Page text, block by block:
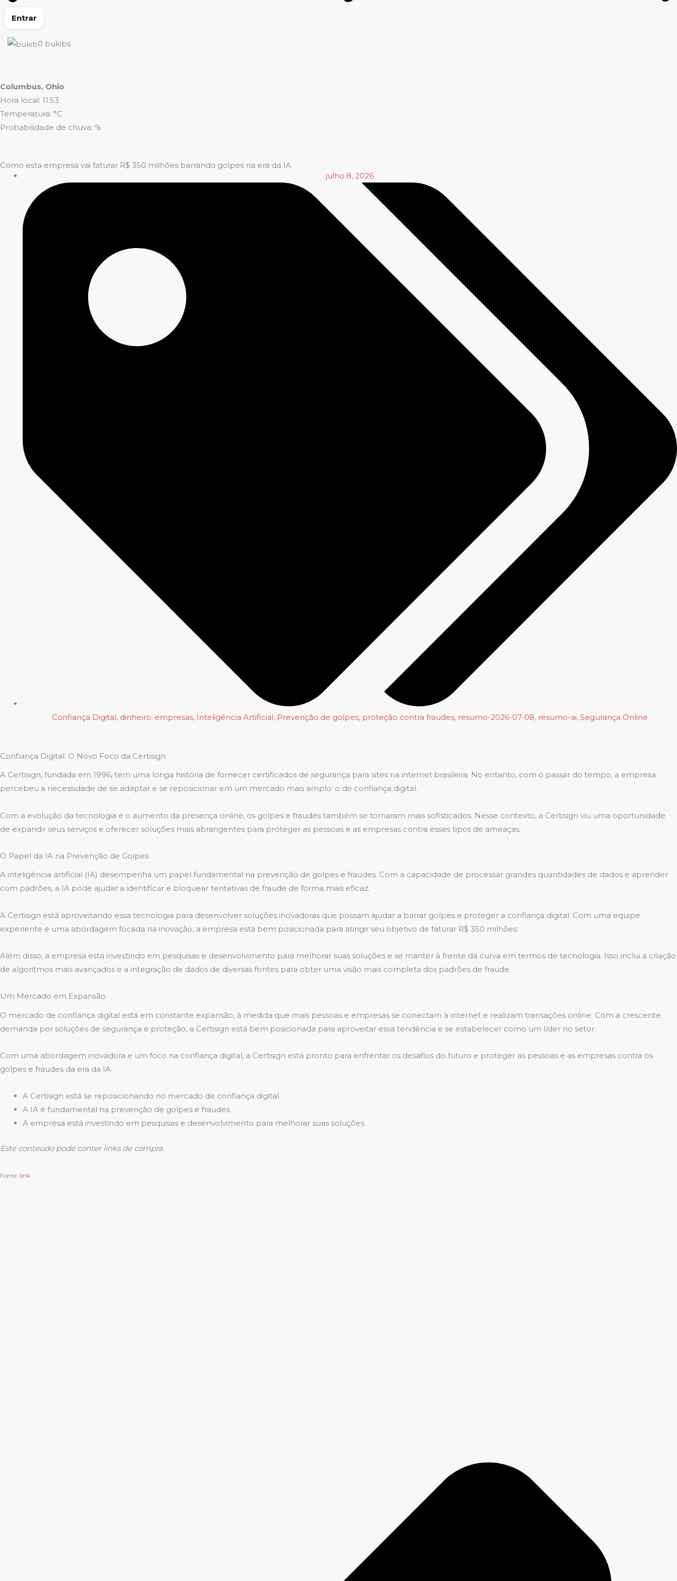
Entrar
0 bukibs
Columbus, Ohio
Hora local: 11:53
Temperatura: °C
Probabilidade de chuva: %
Como esta empresa vai faturar R$ 350 milhões barrando golpes na era da IA
julho 8, 2026
Confiança Digital, dinheiro, empresas, Inteligência Artificial, Prevenção de golpes, proteção contra fraudes, resumo-2026-07-08, resumo-ai, Segurança Online
Confiança Digital: O Novo Foco da Certisign
A Certisign, fundada em 1996, tem uma longa história de fornecer certificados de segurança para sites na internet brasileira. No entanto, com o passar do tempo, a empresa
percebeu a necessidade de se adaptar e se reposicionar em um mercado mais amplo: o de confiança digital.
Com a evolução da tecnologia e o aumento da presença online, os golpes e fraudes também se tornaram mais sofisticados. Nesse contexto, a Certisign viu uma oportunidade
de expandir seus serviços e oferecer soluções mais abrangentes para proteger as pessoas e as empresas contra esses tipos de ameaças.
O Papel da IA na Prevenção de Golpes
A inteligência artificial (IA) desempenha um papel fundamental na prevenção de golpes e fraudes. Com a capacidade de processar grandes quantidades de dados e aprender
com padrões, a IA pode ajudar a identificar e bloquear tentativas de fraude de forma mais eficaz.
A Certisign está aproveitando essa tecnologia para desenvolver soluções inovadoras que possam ajudar a barrar golpes e proteger a confiança digital. Com uma equipe
experiente e uma abordagem focada na inovação, a empresa está bem posicionada para atingir seu objetivo de faturar R$ 350 milhões.
Além disso, a empresa está investindo em pesquisas e desenvolvimento para melhorar suas soluções e se manter à frente da curva em termos de tecnologia. Isso inclui a criação
de algoritmos mais avançados e a integração de dados de diversas fontes para obter uma visão mais completa dos padrões de fraude.
Um Mercado em Expansão
O mercado de confiança digital está em constante expansão, à medida que mais pessoas e empresas se conectam à internet e realizam transações online. Com a crescente
demanda por soluções de segurança e proteção, a Certisign está bem posicionada para aproveitar essa tendência e se estabelecer como um líder no setor.
Com uma abordagem inovadora e um foco na confiança digital, a Certisign está pronto para enfrentar os desafios do futuro e proteger as pessoas e as empresas contra os
golpes e fraudes da era da IA.
A Certisign está se reposicionando no mercado de confiança digital.
A IA é fundamental na prevenção de golpes e fraudes.
A empresa está investindo em pesquisas e desenvolvimento para melhorar suas soluções.
Este conteúdo pode conter links de compra.
Fonte: link